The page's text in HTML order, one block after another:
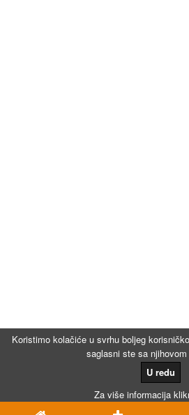
Koristimo kolačiće u svrhu boljeg
saglasni ste sa njihovom
U redu
Za više informacija